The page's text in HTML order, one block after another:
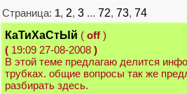
Страница: 1, 2, 3 ... 72, 73, 74
КаТиХаСтЫй ( off )
( 19:09 27-08-2008 )
В этой теме предлагаю делится
трубках. общие вопросы так же
разбирать здесь.